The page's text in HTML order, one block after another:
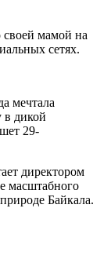
своей мамой на
сетях.
мечтала
в дикой
29-
директором
масштабного
Байкала.